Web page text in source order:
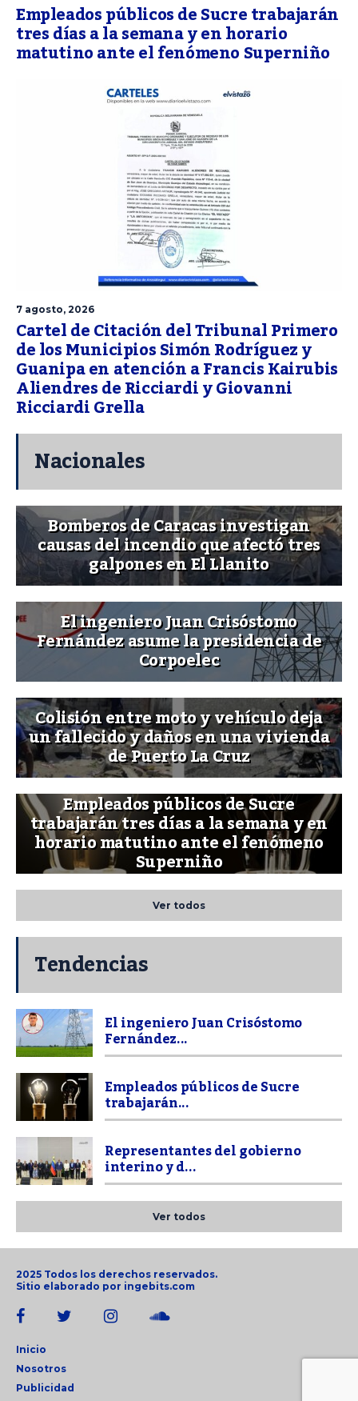
Empleados públicos de Sucre trabajarán
tres días a la semana y en horario
matutino ante el fenómeno Superniño
7 agosto, 2026
Cartel de Citación del Tribunal Primero
de los Municipios Simón Rodríguez y
Guanipa en atención a Francis Kairubis
Aliendres de Ricciardi y Giovanni
Ricciardi Grella
Nacionales
Bomberos de Caracas investigan
causas del incendio que afectó tres
galpones en El Llanito
El ingeniero Juan Crisóstomo
Fernández asume la presidencia de
Corpoelec
Colisión entre moto y vehículo deja
un fallecido y daños en una vivienda
de Puerto La Cruz
Empleados públicos de Sucre
trabajarán tres días a la semana y en
horario matutino ante el fenómeno
Superniño
Ver todos
Tendencias
El ingeniero Juan Crisóstomo
Fernández...
Empleados públicos de Sucre
trabajarán...
Representantes del gobierno
interino y d...
Ver todos
2025 Todos los derechos reservados.
Sitio elaborado por ingebits.com
Inicio
Nosotros
Publicidad